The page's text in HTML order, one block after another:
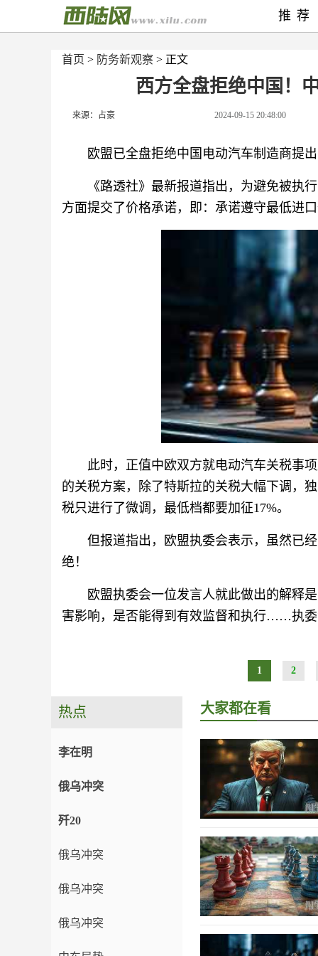
首页 > 防务新观察 > 正文
西方全盘拒绝中国！
来源：占豪 2024-09-15 20:48:00
欧盟已全盘拒绝中国电动汽车制造商提
《路透社》最新报道指出，为避免被执
方面提交了价格承诺，即：承诺遵守最低进
此时，正值中欧双方就电动汽车关税事
的关税方案，除了特斯拉的关税大幅下调，
税只进行了微调，最低档都要加征17%。
但报道指出，欧盟执委会表示，虽然已
绝！
欧盟执委会一位发言人就此做出的解释
害影响，是否能得到有效监督和执行……执
1 2
推荐
热点
李在明
俄乌冲突
歼20
俄乌冲突
俄乌冲突
俄乌冲突
大家都在看